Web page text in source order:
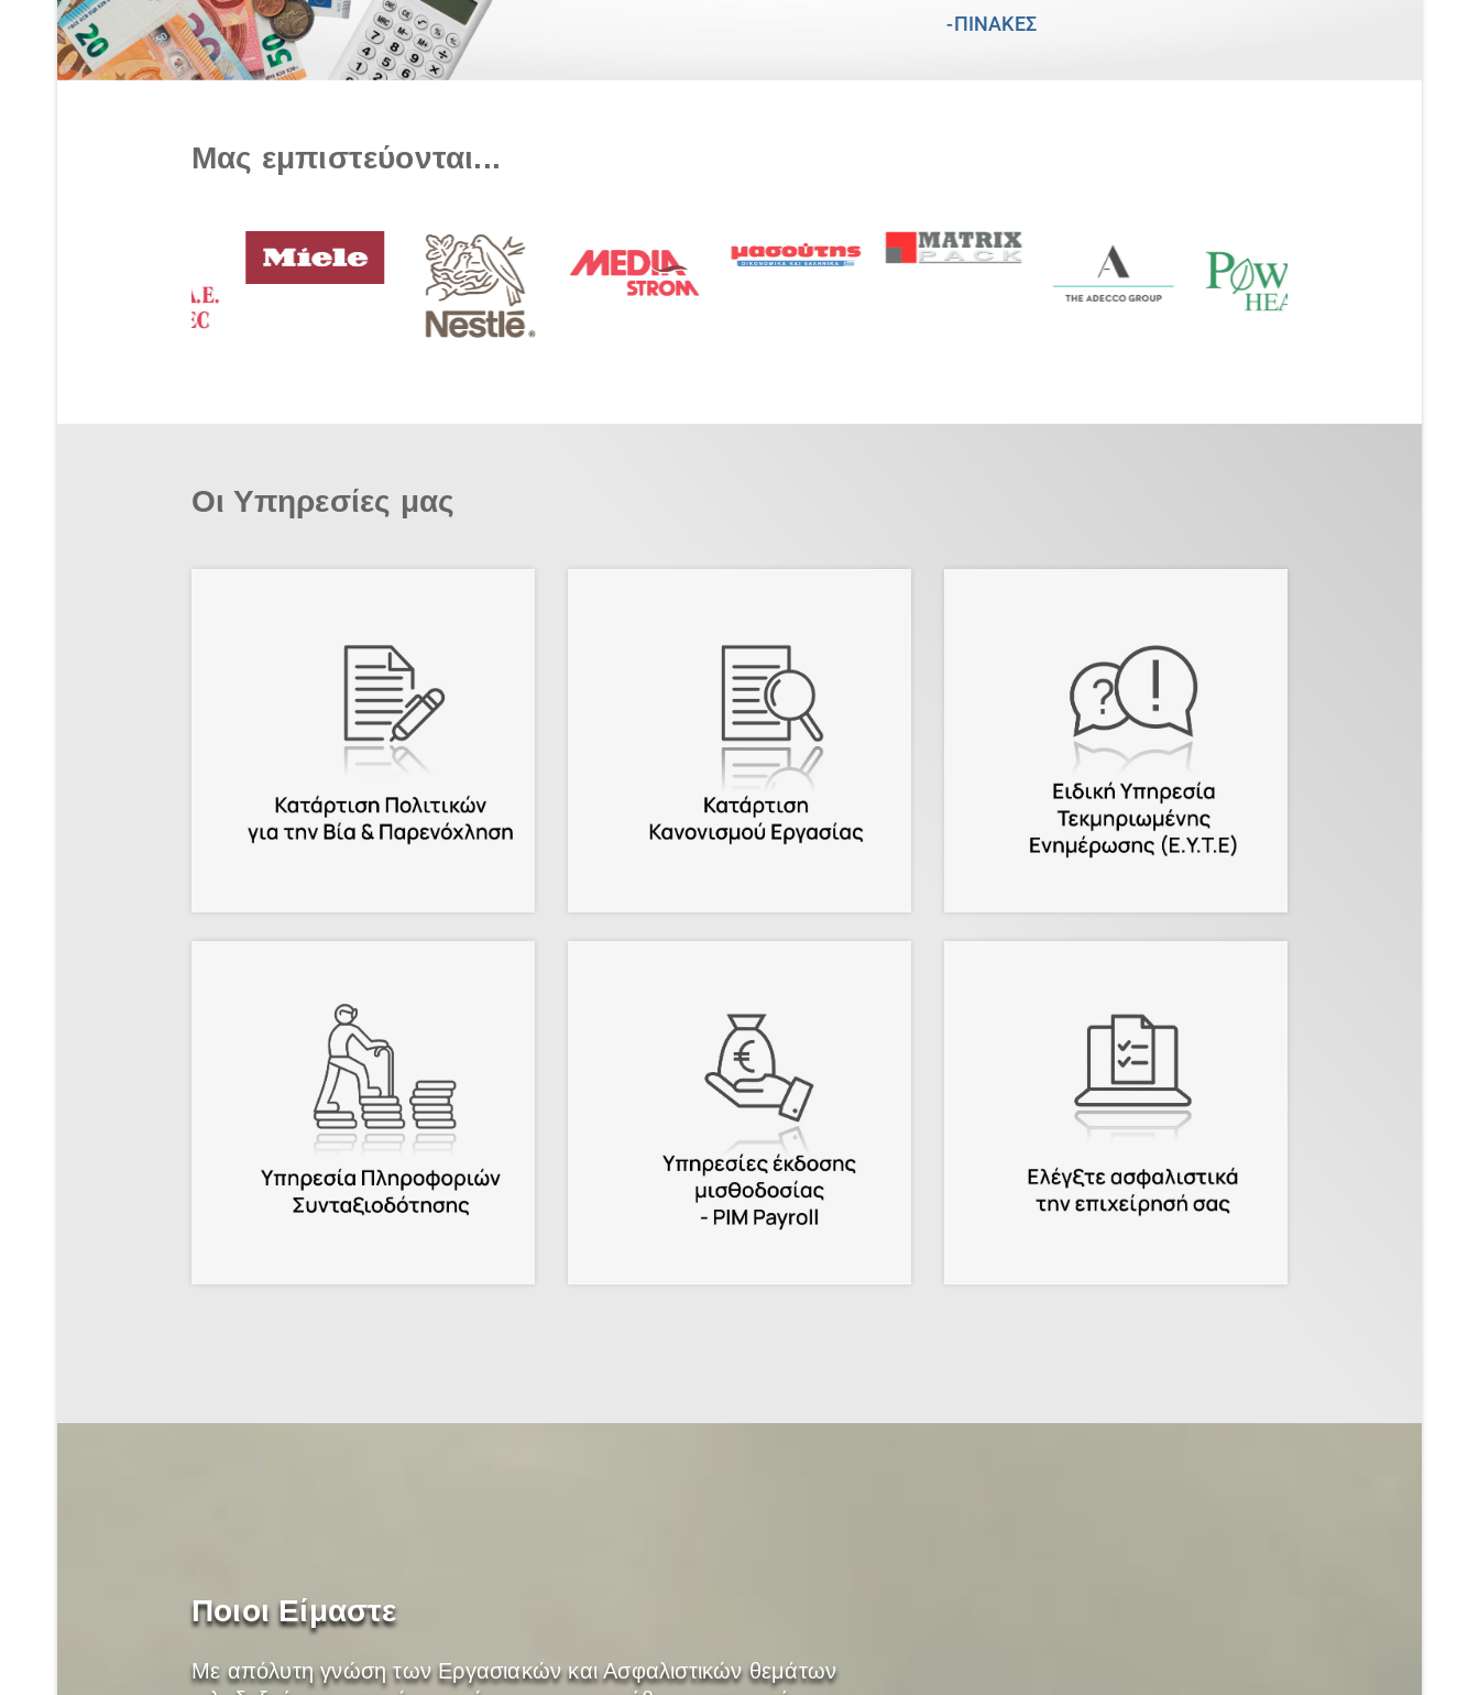
-ΠΙΝΑΚΕΣ
Μας εμπιστεύονται...
Οι Υπηρεσίες μας
Ενημερωθείτε για τις
υποχρεώσεις σας βάσει του
Ν. 4808/2021 και
διασφαλίστε τη
συμμόρφωση της
επιχείρησής σας
Περισσότερα
Εξασφαλίστε ομοιόμορφους
και ενιαίους όρους εργασίας
για το σύνολο των
εργαζομένων της
επιχείρησής σας!
.
Περισσότερα
Άμεσες, έγκυρες απαντήσεις
για όλα τα εργατικά &
ασφαλιστικά θέματα!
.
Περισσότερα
Πλησιάζει η ώρα της
συνταξιοδότησης;
Η σύνταξή σας υπόθεσή μας
!
.
Περισσότερα
Διασφαλίστε έγκαιρη,
σύννομη και τεκμηριωμένη
έκδοση μισθοδοσίας!
Περισσότερα
Διασφαλίστε την πλήρη
συμμόρφωση της
επιχείρησής σας με την
ασφαλιστική νομοθεσία!
.
Ποιοι Είμαστε
Με απόλυτη γνώση των Εργασιακών και Ασφαλιστικών θεμάτων